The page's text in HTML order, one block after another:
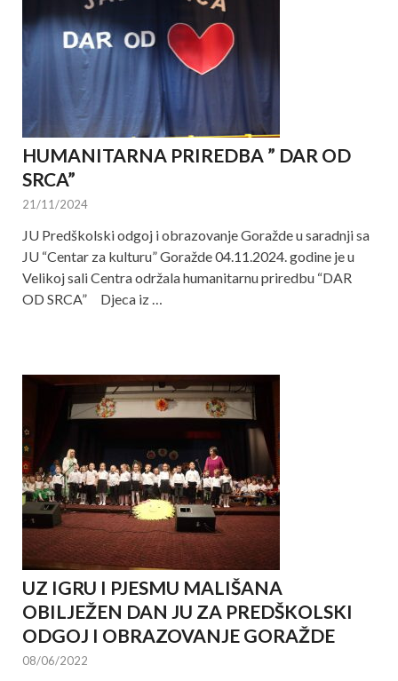
HUMANITARNA PRIREDBA ” DAR OD
SRCA”
21/11/2024
JU Predškolski odgoj i obrazovanje Goražde u saradnji sa
JU “Centar za kulturu” Goražde 04.11.2024. godine je u
Velikoj sali Centra održala humanitarnu priredbu “DAR
OD SRCA” Djeca iz …
UZ IGRU I PJESMU MALIŠANA
OBILJEŽEN DAN JU ZA PREDŠKOLSKI
ODGOJ I OBRAZOVANJE GORAŽDE
08/06/2022